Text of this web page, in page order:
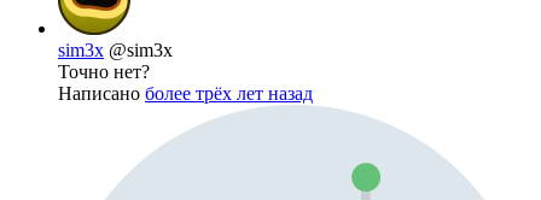
sim3x @sim3x
Точно нет?
Написано более трёх лет назад